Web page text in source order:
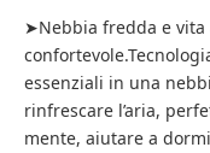
➤Nebbia fredda e vita
essenziali in una
rinfrescare l’aria,
mente, aiutare a